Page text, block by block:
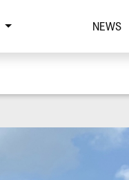
NEWS